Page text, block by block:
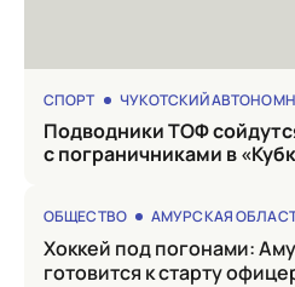
СПОРТ ЧУКОТСКИЙ АВТОНОМНЫЙ
Подводники ТОФ сойдутся на льду
с пограничниками в
ОБЩЕСТВО АМУРСКАЯ
Хоккей под погонами:
готовится к старту